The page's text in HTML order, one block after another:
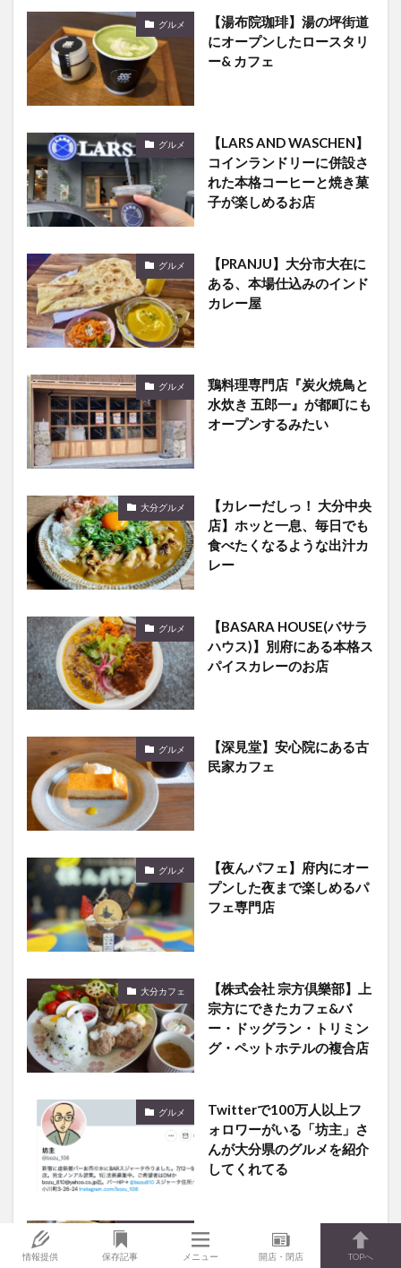
グルメ
【湯布院珈琲】湯の坪街道
にオープンしたロースタリ
ー& カフェ
グルメ
【LARS AND WASCHEN】
コインランドリーに併設さ
れた本格コーヒーと焼き菓
子が楽しめるお店
グルメ
【PRANJU】大分市大在に
ある、本場仕込みのインド
カレー屋
グルメ
鶏料理専門店『炭火焼鳥と
水炊き 五郎一』が都町にも
オープンするみたい
大分グルメ
【カレーだしっ！ 大分中央
店】ホッと一息、毎日でも
食べたくなるような出汁カ
レー
グルメ
【BASARA HOUSE(バサラ
ハウス)】別府にある本格ス
パイスカレーのお店
グルメ
【深見堂】安心院にある古
民家カフェ
グルメ
【夜んパフェ】府内にオー
プンした夜まで楽しめるパ
フェ専門店
大分カフェ
【株式会社 宗方倶樂部】上
宗方にできたカフェ&バ
ー・ドッグラン・トリミン
グ・ペットホテルの複合店
グルメ
Twitterで100万人以上フ
ォロワーがいる「坊主」さ
んが大分県のグルメを紹介
してくれてる
【食彩 なにわ家】大分市判
田台にある「旬」をテーマ
情報提供 保存記事 メニュー 開店・閉店 TOPへ